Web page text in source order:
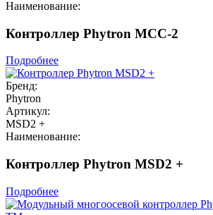
Наименование:
Контроллер Phytron MCC-2
Подробнее
Бренд:
Phytron
Артикул:
MSD2 +
Наименование:
Контроллер Phytron MSD2 +
Подробнее